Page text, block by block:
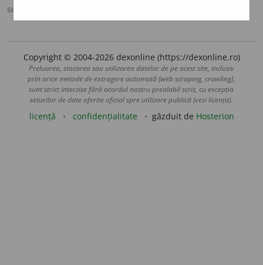
sursa:
Copyright © 2004-2026 dexonline (https://dexonline.ro)
Preluarea, stocarea sau utilizarea datelor de pe acest site, inclusiv
prin orice metode de extragere automată (web scraping, crawling),
sunt strict interzise fără acordul nostru prealabil scris, cu excepția
seturilor de date oferite oficial spre utilizare publică (vezi licența).
licență confidențialitate găzduit de Hosterion